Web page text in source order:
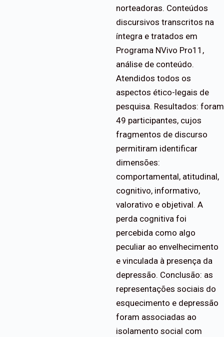
norteadoras. Conteúdos
discursivos transcritos na
íntegra e tratados em
Programa NVivo Pro11,
análise de conteúdo.
Atendidos todos os
aspectos ético-legais de
pesquisa. Resultados: foram
49 participantes, cujos
fragmentos de discurso
permitiram identificar
dimensões:
comportamental, atitudinal,
cognitivo, informativo,
valorativo e objetival. A
perda cognitiva foi
percebida como algo
peculiar ao envelhecimento
e vinculada à presença da
depressão. Conclusão: as
representações sociais do
esquecimento e depressão
foram associadas ao
isolamento social com